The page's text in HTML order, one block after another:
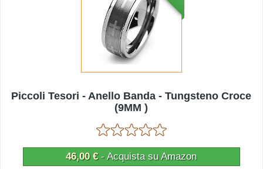
Piccoli Tesori - Anello Banda - Tungsteno Croce
(9MM )
46,00 €- Acquista su Amazon